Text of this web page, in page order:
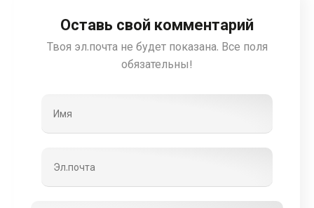
Оставь свой комментарий
Твоя эл.почта не будет показана. Все поля
обязательны!